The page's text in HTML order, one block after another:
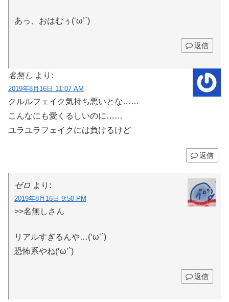
あっ、おはむぅ(‘ω’`)
返信
名無し より:
2019年8月16日 11:07 AM
クルルフェイク気持ち悪いとな……
こんなにも愛くるしいのに……
ユラユラフェイクには負けるけど
返信
ゼロ より:
2019年8月16日 9:50 PM
>>名無しさん
リアルすぎるんや…(‘ω’`)
恐怖系やね(‘ω’`)
返信